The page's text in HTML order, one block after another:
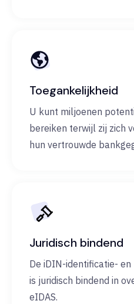
Toegankelijkheid
U kunt miljoenen
bereiken terwijl zij zich
hun vertrouwde
Juridisch bindend
De iDIN-identificatie-
is juridisch bindend in
eIDAS.